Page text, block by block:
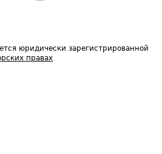
юридически зарегистрированной
правах